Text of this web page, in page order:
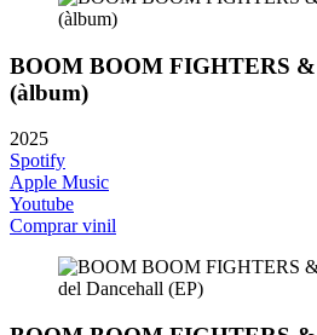
BOOM BOOM FIGHTERS
(àlbum)
2025
Spotify
Apple Music
Youtube
Comprar vinil